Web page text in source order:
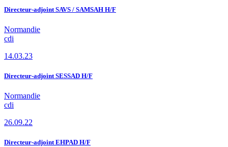
Directeur-adjoint SAVS / SAMSAH H/F
Normandie
cdi
14.03.23
Directeur-adjoint SESSAD H/F
Normandie
cdi
26.09.22
Directeur-adjoint EHPAD H/F